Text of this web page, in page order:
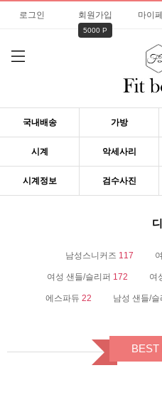
로그인 회원가입
5000 P
마이
국내배송 가방
시계 악세사리
시계정보 검수사진
남성스니커즈 117
여성 샌들/슬리퍼 172 여
에스파듀 22 남성 샌들/슬
BEST